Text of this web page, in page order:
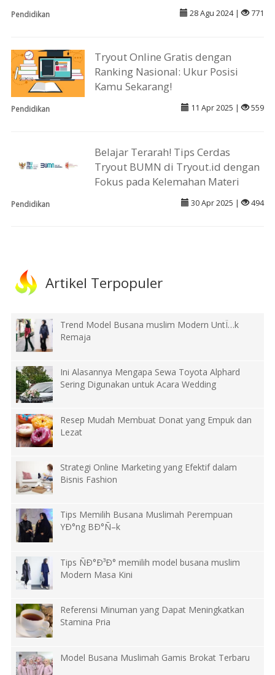
Pendidikan 28 Agu 2024 | 771
Tryout Online Gratis dengan
Ranking Nasional: Ukur Posisi
Kamu Sekarang!
Pendidikan 11 Apr 2025 | 559
Belajar Terarah! Tips Cerdas
Tryout BUMN di Tryout.id dengan
Fokus pada Kelemahan Materi
Pendidikan 30 Apr 2025 | 494
Artikel Terpopuler
Trend Model Busana muslim Modern UntÏ…k
Remaja
Ini Alasannya Mengapa Sewa Toyota Alphard
Sering Digunakan untuk Acara Wedding
Resep Mudah Membuat Donat yang Empuk dan
Lezat
Strategi Online Marketing yang Efektif dalam
Bisnis Fashion
Tips Memilih Busana Muslimah Perempuan
YÐ°ng BÐ°Ñ–k
Tips ÑÐ°Ð³Ð° memilih model busana muslim
Modern Masa Kini
Referensi Minuman yang Dapat Meningkatkan
Stamina Pria
Model Busana Muslimah Gamis Brokat Terbaru